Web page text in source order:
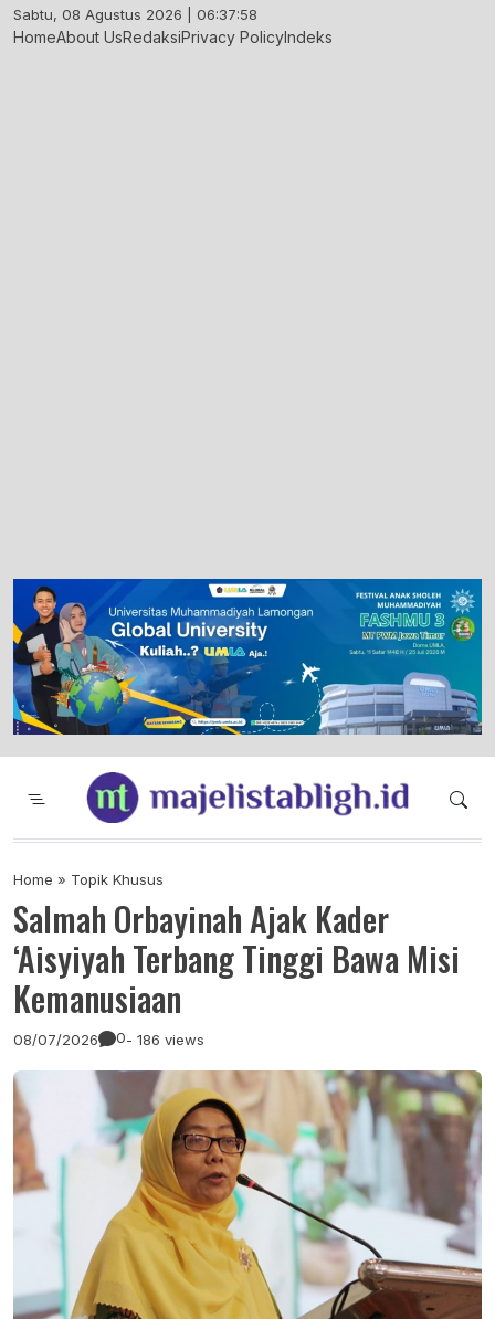
Skip
to
Sabtu, 08 Agustus 2026 | 06:37:59
HomeAbout UsRedaksiPrivacy PolicyIndeks
Majelis Tabligh Muhammadiyah
Syiar Dakwah Islam Berkemajuan dan
Home » Topik Khusus
Salmah Orbayinah Ajak Kader
‘Aisyiyah Terbang Tinggi Bawa Misi
Kemanusiaan
08/07/2026 0- 186 views